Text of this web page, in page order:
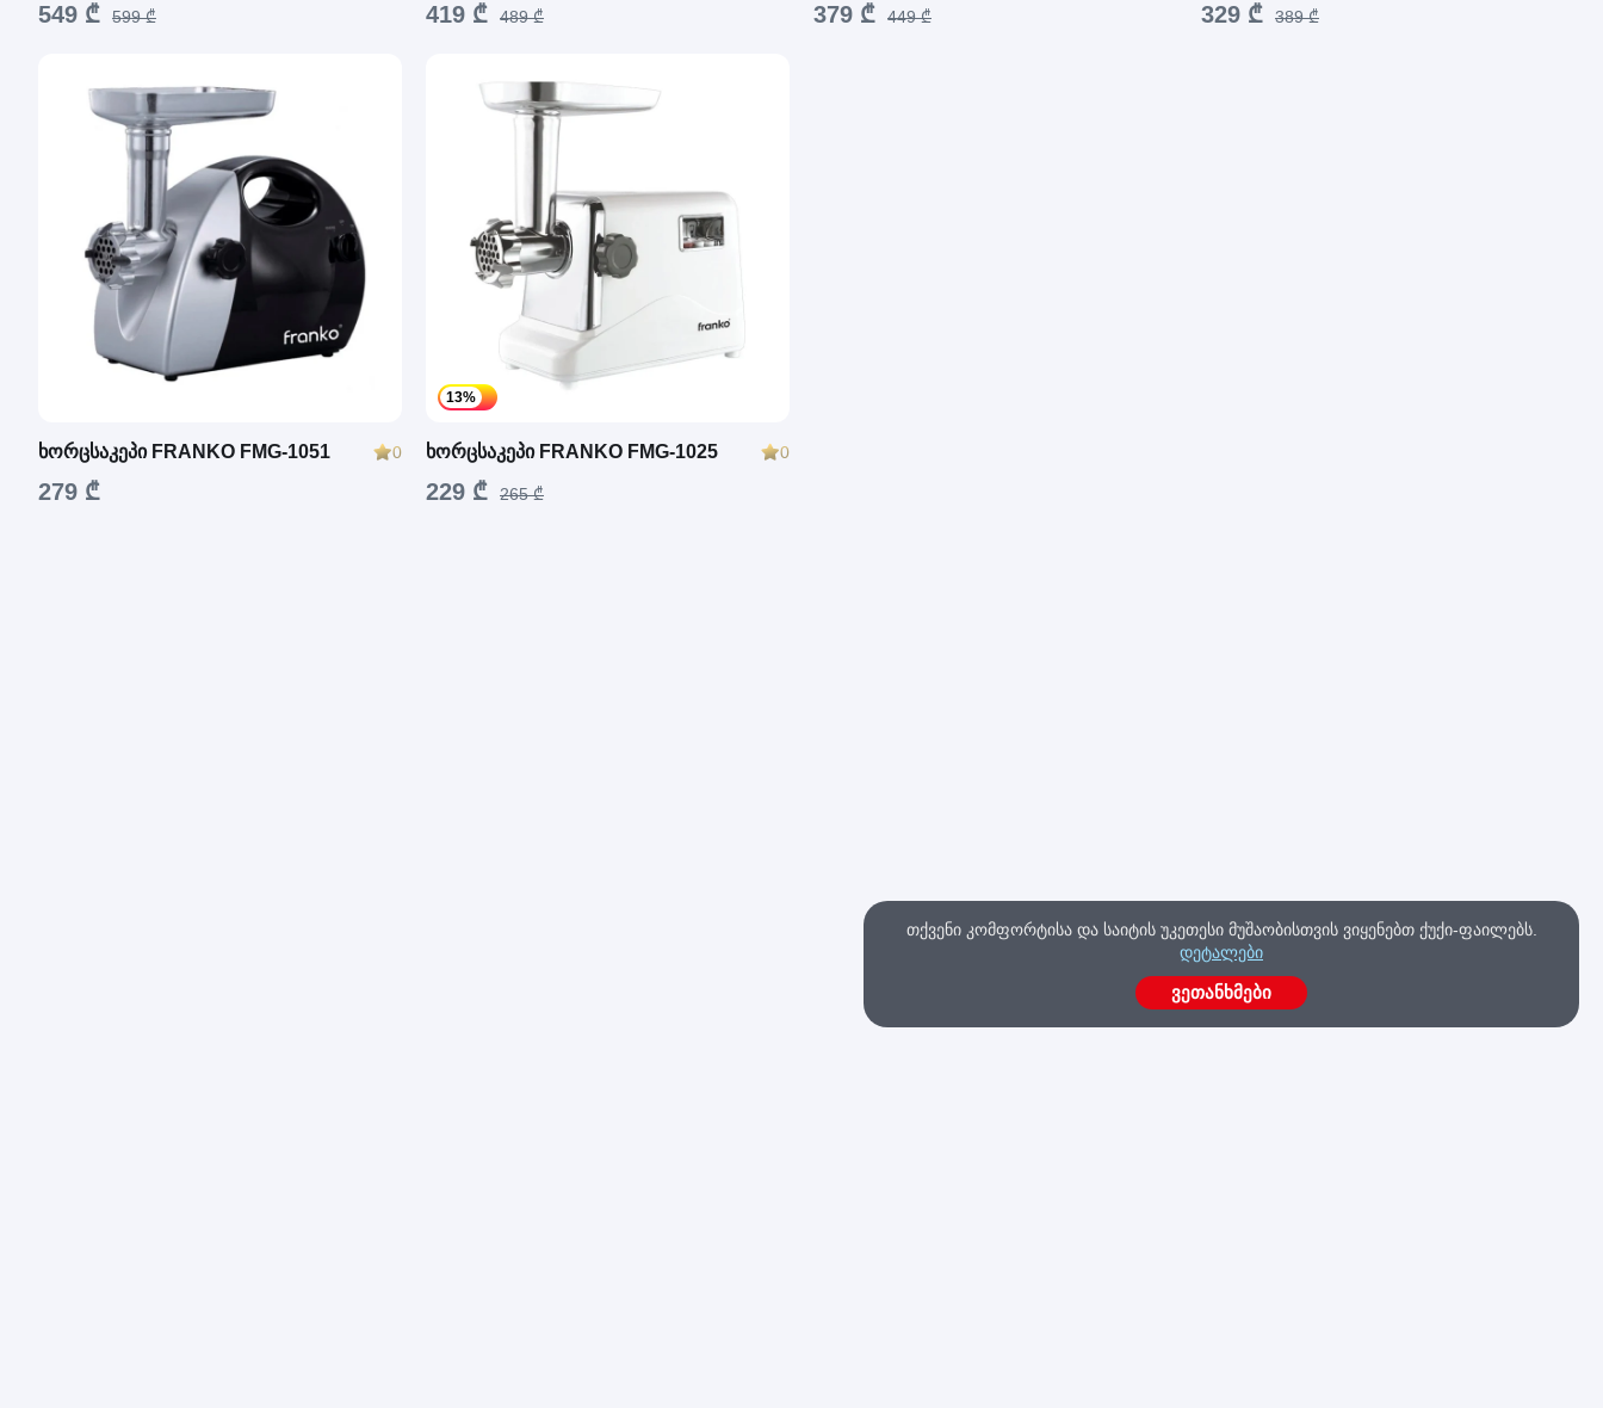
549 ₾ 599 ₾ 419 ₾ 489 ₾ 379 ₾ 449 ₾ 329 ₾ 389 ₾
ხორცსაკეპი FRANKO FMG-1051 0
279 ₾
13%
ხორცსაკეპი FRANKO FMG-1025 0
229 ₾ 265 ₾
თქვენი კომფორტისა და საიტის უკეთესი მუშაობისთვის ვიყენებთ ქუქი-ფაილებს.
დეტალები
ვეთანხმები